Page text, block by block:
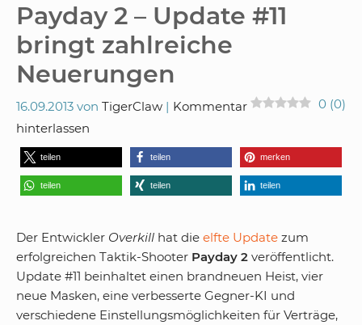
Payday 2 – Update #11
bringt zahlreiche
Neuerungen
16.09.2013 von TigerClaw 0 (0)
Kommentar
hinterlassen
teilen teilen merken
teilen teilen teilen
Der Entwickler Overkill hat die elfte Update zum
erfolgreichen Taktik-Shooter Payday 2 veröffentlicht.
Update #11 beinhaltet einen brandneuen Heist, vier
neue Masken, eine verbesserte Gegner-KI und
verschiedene Einstellungsmöglichkeiten für Verträge,